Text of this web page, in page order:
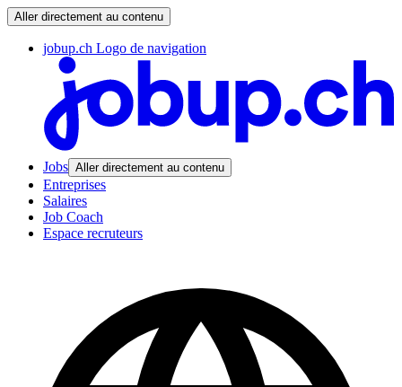
Aller directement au contenu
jobup.ch Logo de navigation
Jobs Aller directement au contenu
Entreprises
Salaires
Job Coach
Espace recruteurs